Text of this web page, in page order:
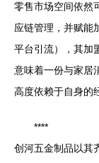
零售市场空间依然
应链管理，并赋能
平台引流），其加
意味着一份与家居
高度依赖于自身的
****
创河五金制品以其